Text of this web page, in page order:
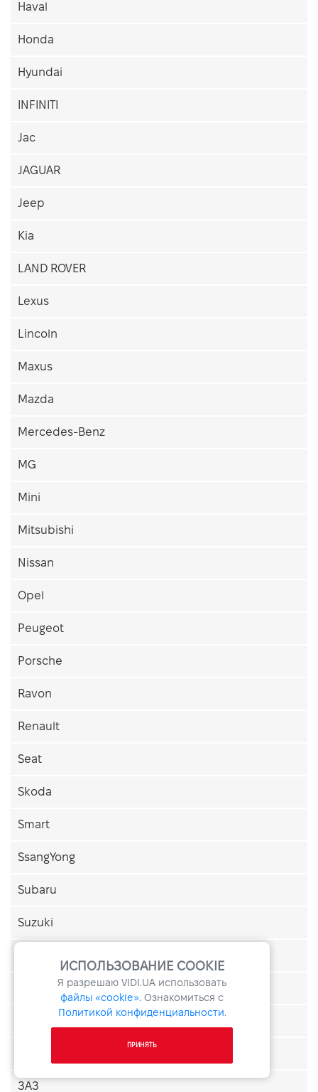
Haval
Honda
Hyundai
INFINITI
Jac
JAGUAR
Jeep
Kia
LAND ROVER
Lexus
Lincoln
Maxus
Mazda
Mercedes-Benz
MG
Mini
Mitsubishi
Nissan
Opel
Peugeot
Porsche
Ravon
Renault
Seat
Skoda
Smart
SsangYong
Subaru
Suzuki
ЗАЗ
ИСПОЛЬЗОВАНИЕ COOKIE
Я разрешаю VIDI.UA использовать
файлы «cookie». Ознакомиться с
Политикой конфиденциальности.
ПРИНЯТЬ